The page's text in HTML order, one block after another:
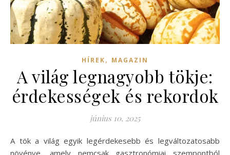
HÍREK, MAGAZIN
A világ legnagyobb tökje:
érdekességek és rekordok
június 10, 2025
A tök a világ egyik legérdekesebb és legváltozatosabb
növénye, amely nemcsak gasztronómiai szempontból